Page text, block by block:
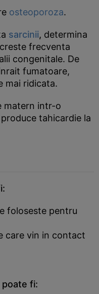
osteoporoza.
sarcinii, determina
frecventa
congenitale. De
fumatoare,
mai ridicata.
matern intr-o
tahicardie la
foloseste pentru
care vin in contact
fi: